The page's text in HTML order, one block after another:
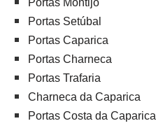
Portas Montijo
Portas Setúbal
Portas Caparica
Portas Charneca
Portas Trafaria
Charneca da Caparica
Portas Costa da Caparica